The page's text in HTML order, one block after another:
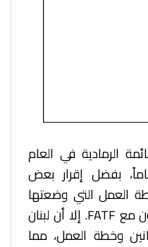
الرمادية في العام
بفضل إقرار بعض
العمل التي وضعتها
هيئة التحقيق الخاصة بالتعاون مع FATF. إلا أن لبنان
وخطة العمل، مما